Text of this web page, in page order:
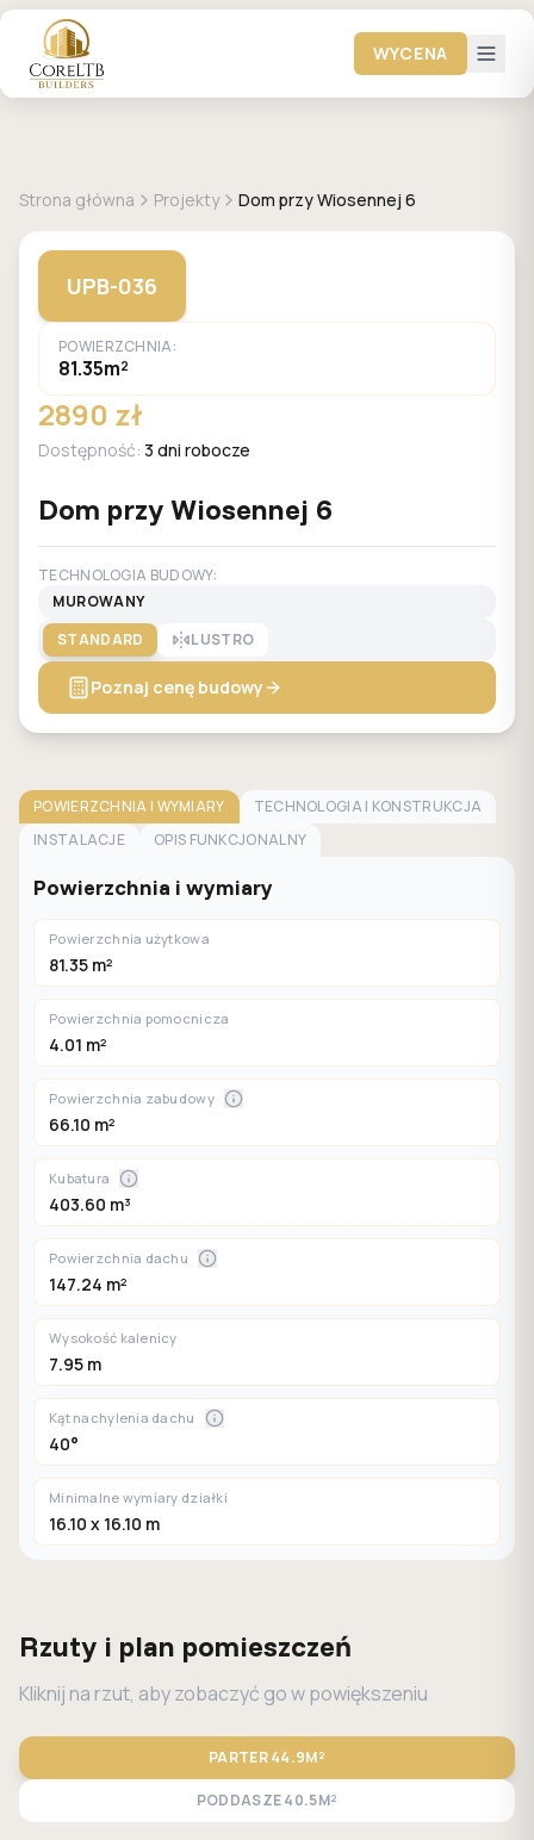
WYCENA
Strona główna Projekty Dom przy Wiosennej 6
UPB-036
POWIERZCHNIA:
81.35m²
2890 zł
Dostępność: 3 dni robocze
Dom przy Wiosennej 6
TECHNOLOGIA BUDOWY:
MUROWANY
STANDARD
LUSTRO
Poznaj cenę budowy
POWIERZCHNIA I WYMIARY
TECHNOLOGIA I KONSTRUKCJA
INSTALACJE
OPIS FUNKCJONALNY
Powierzchnia i wymiary
Powierzchnia użytkowa
81.35 m²
Powierzchnia pomocnicza
4.01 m²
Powierzchnia zabudowy
66.10 m²
Kubatura
403.60 m³
Powierzchnia dachu
147.24 m²
Wysokość kalenicy
7.95 m
Kąt nachylenia dachu
40°
Minimalne wymiary działki
16.10 x 16.10 m
Rzuty i plan pomieszczeń
Kliknij na rzut, aby zobaczyć go w powiększeniu
PARTER44.9M²
PODDASZE40.5M²